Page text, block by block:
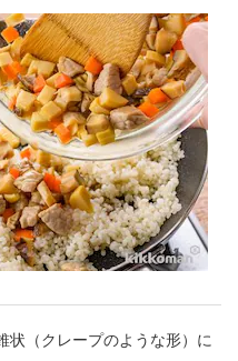
状（クレープのような形）に